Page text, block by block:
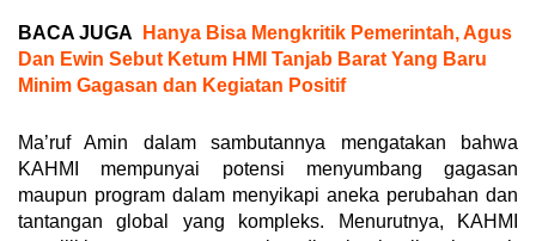
BACA JUGA
Hanya Bisa Mengkritik Pemerintah, Agus
Dan Ewin Sebut Ketum HMI Tanjab Barat Yang Baru
Minim Gagasan dan Kegiatan Positif
Ma’ruf Amin dalam sambutannya mengatakan bahwa
KAHMI mempunyai potensi menyumbang gagasan
maupun program dalam menyikapi aneka perubahan dan
tantangan global yang kompleks. Menurutnya, KAHMI